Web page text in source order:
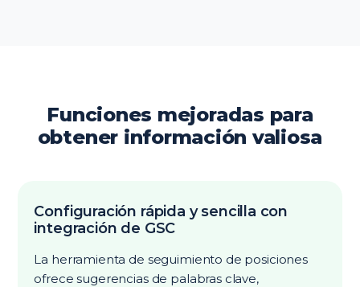
Funciones mejoradas para
obtener información valiosa
Configuración rápida y sencilla con
integración de GSC
La herramienta de seguimiento de posiciones
ofrece sugerencias de palabras clave,